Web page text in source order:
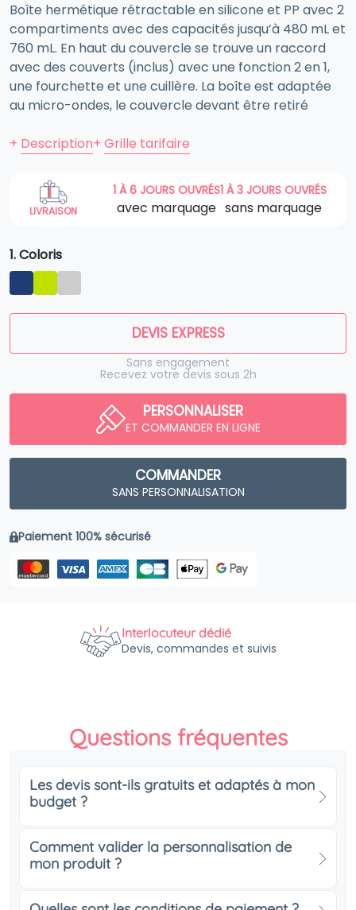
Boîte hermétique rétractable en silicone et PP avec 2
compartiments avec des capacités jusqu’à 480 mL et
760 mL. En haut du couvercle se trouve un raccord
avec des couverts (inclus) avec une fonction 2 en 1,
une fourchette et une cuillère. La boîte est adaptée
au micro-ondes, le couvercle devant être retiré
+ Description+ Grille tarifaire
LIVRAISON
1 À 6 JOURS OUVRÉS
avec marquage
1 À 3 JOURS OUVRÉS
sans marquage
1. Coloris
DEVIS EXPRESS
Sans engagement
Recevez votre devis sous 2h
PERSONNALISER
ET COMMANDER EN LIGNE
COMMANDER
SANS PERSONNALISATION
Paiement 100% sécurisé
Interlocuteur dédié
Devis, commandes et suivis
Questions fréquentes
Les devis sont-ils gratuits et adaptés à mon
budget ?
Comment valider la personnalisation de
mon produit ?